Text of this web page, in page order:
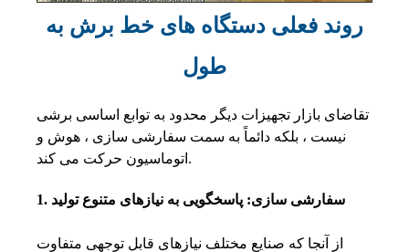
روند فعلی دستگاه های خط برش به
طول
تقاضای بازار تجهیزات دیگر محدود به توابع اساسی برشی
نیست ، بلکه دائماً به سمت سفارشی سازی ، هوش و
اتوماسیون حرکت می کند.
1. سفارشی سازی: پاسخگویی به نیازهای متنوع تولید
از آنجا که صنایع مختلف نیازهای قابل توجهی متفاوت